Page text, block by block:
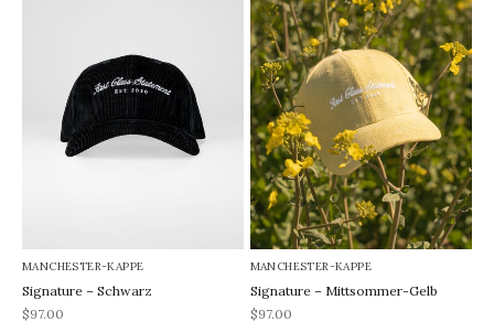
MANCHESTER-KAPPE
Signature – Schwarz
REA-pris
$97.00
MANCHESTER-KAPPE
Signature – Mittsommer-Gelb
REA-pris
$97.00